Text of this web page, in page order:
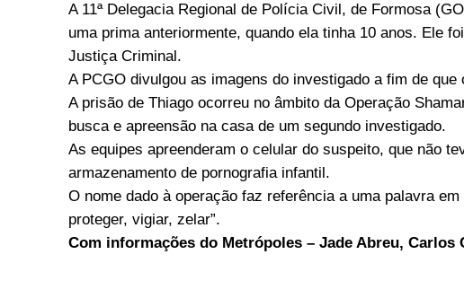
A 11ª Delegacia Regional de Polícia Civil, de Formosa
uma prima anteriormente, quando ela tinha 10 anos. Ele
Justiça Criminal.
A PCGO divulgou as imagens do investigado a fim de
A prisão de Thiago ocorreu no âmbito da Operação
busca e apreensão na casa de um segundo investigado.
As equipes apreenderam o celular do suspeito, que não
armazenamento de pornografia infantil.
O nome dado à operação faz referência a uma palavra
proteger, vigiar, zelar”.
Com informações do Metrópoles – Jade Abreu, Carlos